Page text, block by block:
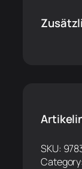
SKU:
Category: